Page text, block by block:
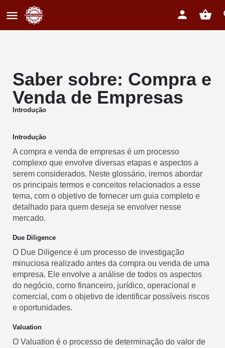
Saber sobre: Compra e
Venda de Empresas
Introdução
Introdução
A compra e venda de empresas é um processo
complexo que envolve diversas etapas e aspectos a
serem considerados. Neste glossário, iremos abordar
os principais termos e conceitos relacionados a esse
tema, com o objetivo de fornecer um guia completo e
detalhado para quem deseja se envolver nesse
mercado.
Due Diligence
O Due Diligence é um processo de investigação
minuciosa realizado antes da compra ou venda de uma
empresa. Ele envolve a análise de todos os aspectos
do negócio, como financeiro, jurídico, operacional e
comercial, com o objetivo de identificar possíveis riscos
e oportunidades.
Valuation
O Valuation é o processo de determinação do valor de